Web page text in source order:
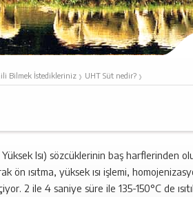
Bilmek İstedikleriniz › UHT Süt nedir? ›
Isı) sözcüklerinin baş harflerinden
ön ısıtma, yüksek ısı işlemi,
2 ile 4 saniye süre ile 135-150°C de